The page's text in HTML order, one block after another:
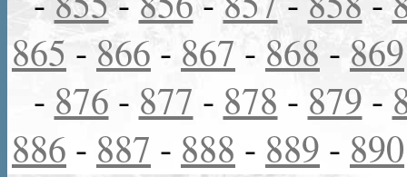
865 - 866 - 867 - 868 - 869
- 876 - 877 - 878 - 879 -
886 - 887 - 888 - 889 - 890